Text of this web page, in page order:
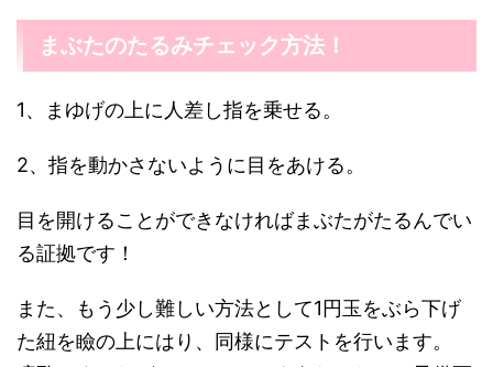
まぶたのたるみチェック方法！
1、まゆげの上に人差し指を乗せる。
2、指を動かさないように目をあける。
目を開けることができなければまぶたがたるんでい
る証拠です！
また、もう少し難しい方法として1円玉をぶら下げ
た紐を瞼の上にはり、同様にテストを行います。